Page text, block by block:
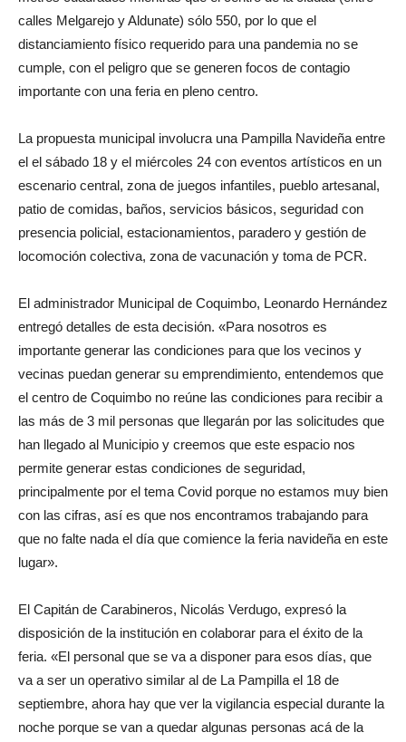
calles Melgarejo y Aldunate) sólo 550, por lo que el
distanciamiento físico requerido para una pandemia no se
cumple, con el peligro que se generen focos de contagio
importante con una feria en pleno centro.
La propuesta municipal involucra una Pampilla Navideña entre
el el sábado 18 y el miércoles 24 con eventos artísticos en un
escenario central, zona de juegos infantiles, pueblo artesanal,
patio de comidas, baños, servicios básicos, seguridad con
presencia policial, estacionamientos, paradero y gestión de
locomoción colectiva, zona de vacunación y toma de PCR.
El administrador Municipal de Coquimbo, Leonardo Hernández
entregó detalles de esta decisión. «Para nosotros es
importante generar las condiciones para que los vecinos y
vecinas puedan generar su emprendimiento, entendemos que
el centro de Coquimbo no reúne las condiciones para recibir a
las más de 3 mil personas que llegarán por las solicitudes que
han llegado al Municipio y creemos que este espacio nos
permite generar estas condiciones de seguridad,
principalmente por el tema Covid porque no estamos muy bien
con las cifras, así es que nos encontramos trabajando para
que no falte nada el día que comience la feria navideña en este
lugar».
El Capitán de Carabineros, Nicolás Verdugo, expresó la
disposición de la institución en colaborar para el éxito de la
feria. «El personal que se va a disponer para esos días, que
va a ser un operativo similar al de La Pampilla el 18 de
septiembre, ahora hay que ver la vigilancia especial durante la
noche porque se van a quedar algunas personas acá de la